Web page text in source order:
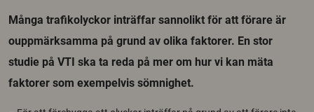
Många trafikolyckor inträffar sannolikt för att förare är
ouppmärksamma på grund av olika faktorer. En stor
studie på VTI ska ta reda på mer om hur vi kan mäta
faktorer som exempelvis sömnighet.